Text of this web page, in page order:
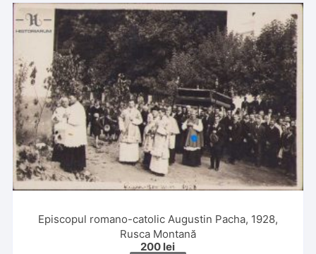
Episcopul romano-catolic Augustin Pacha, 1928,
Rusca Montană
200 lei